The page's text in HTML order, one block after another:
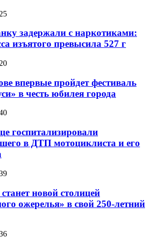
задержали с наркотиками:
изъятого превысила 527 г
впервые пройдет фестиваль
в честь юбилея города
госпитализировали
в ДТП мотоциклиста и его
новой столицей
ожерелья» в свой 250-летний